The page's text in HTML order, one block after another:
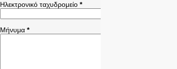
Ηλεκτρονικό ταχυδρομείο *
Μήνυμα *